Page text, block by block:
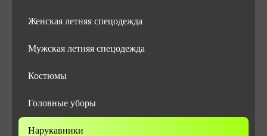
Женская летняя спецодежда
Мужская летняя спецодежда
Костюмы
Головные уборы
Нарукавники